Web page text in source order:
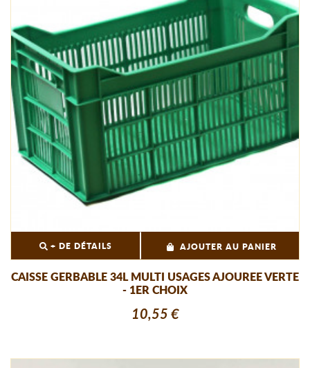
+ DE DÉTAILS AJOUTER AU PANIER
CAISSE GERBABLE 34L MULTI USAGES AJOUREE VERTE
- 1ER CHOIX
10,55 €